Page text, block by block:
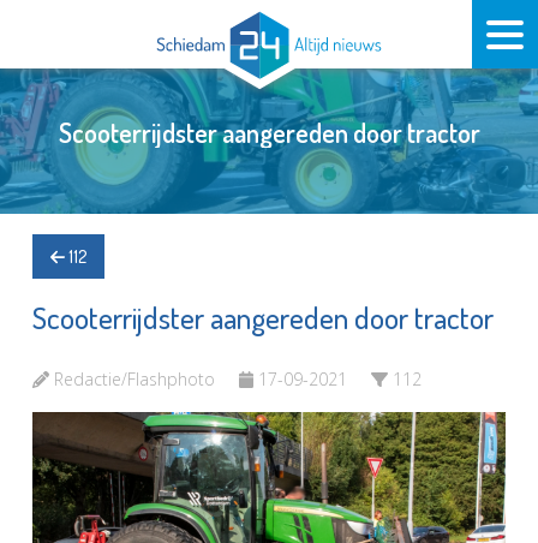
Scooterrijdster aangereden door tractor
112
Scooterrijdster aangereden door tractor
Redactie/Flashphoto 17-09-2021 112